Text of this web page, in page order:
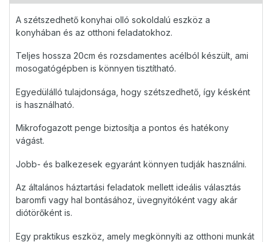
A szétszedhető konyhai olló sokoldalú eszköz a
konyhában és az otthoni feladatokhoz.
Teljes hossza 20cm és rozsdamentes acélból készült, ami
mosogatógépben is könnyen tisztítható.
Egyedülálló tulajdonsága, hogy szétszedhető, így késként
is használható.
Mikrofogazott penge biztosítja a pontos és hatékony
vágást.
Jobb- és balkezesek egyaránt könnyen tudják használni.
Az általános háztartási feladatok mellett ideális választás
baromfi vagy hal bontásához, üvegnyitóként vagy akár
diótörőként is.
Egy praktikus eszköz, amely megkönnyíti az otthoni munkát